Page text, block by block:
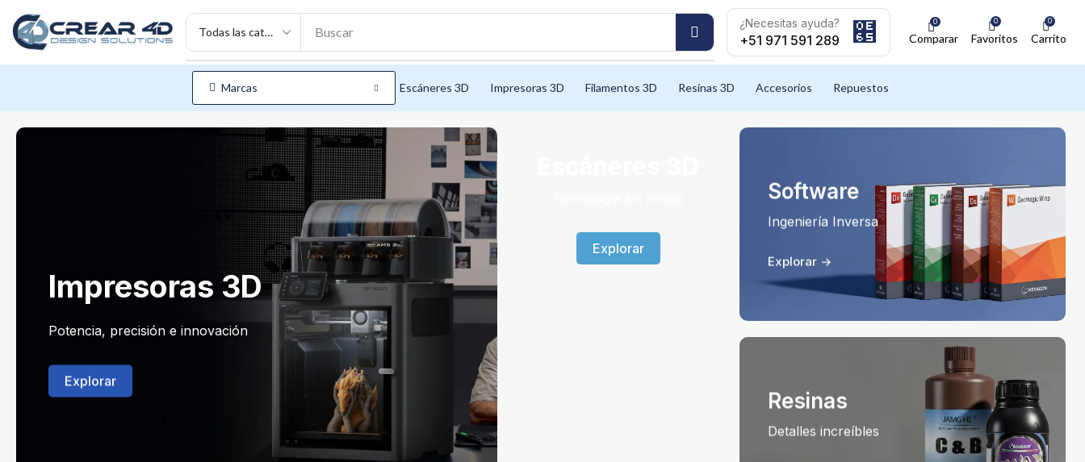
Buscar
¿Necesitas ayuda?
+51 971 591 289
0
Comparar
0
Favoritos
0
Carrito
Marcas Escáneres 3D Impresoras 3D Filamentos 3D Resinas 3D Accesorios Repuestos
Impresoras 3D
Potencia, precisión e innovación
Explorar
Explorar
Software
Ingeniería Inversa
Explorar ->
Resinas
Detalles increíbles